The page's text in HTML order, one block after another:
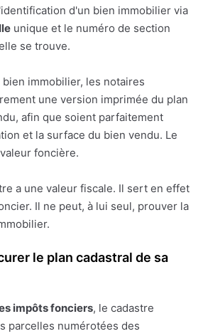
d'un bien immobilier via
unique et le numéro de section
se trouve.
immobilier, les notaires
une version imprimée du plan
afin que soient parfaitement
et la surface du bien vendu. Le
foncière.
a une valeur fiscale. Il sert en effet
Il ne peut, à lui seul, prouver la
le plan cadastral de sa
impôts fonciers, le cadastre
parcelles numérotées des